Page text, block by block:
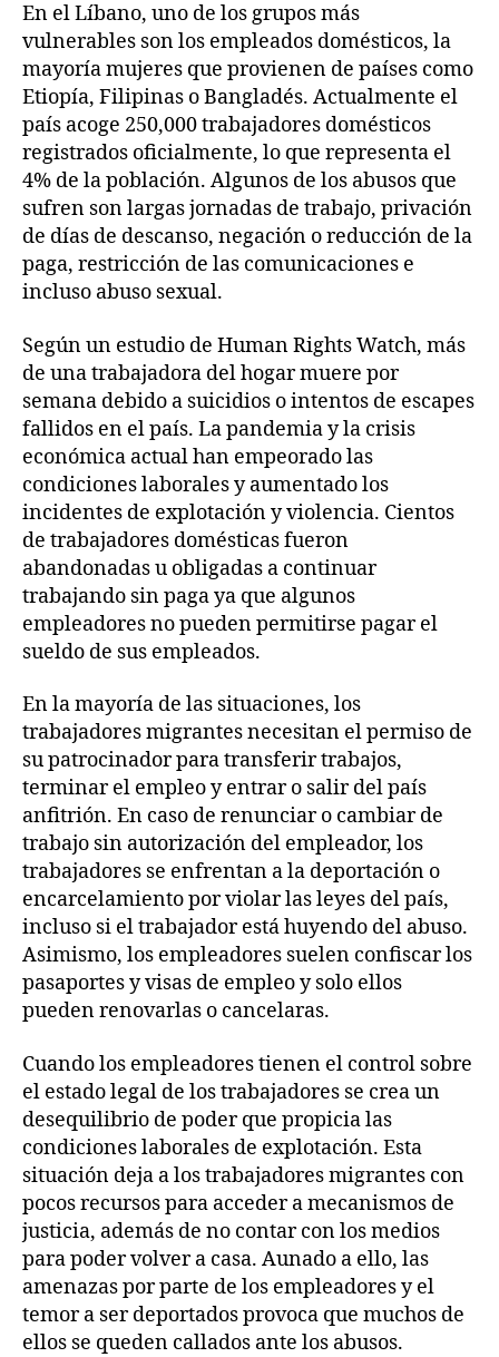
En el Líbano, uno de los grupos más
vulnerables son los empleados domésticos, la
mayoría mujeres que provienen de países como
Etiopía, Filipinas o Bangladés. Actualmente el
país acoge 250,000 trabajadores domésticos
registrados oficialmente, lo que representa el
4% de la población. Algunos de los abusos que
sufren son largas jornadas de trabajo, privación
de días de descanso, negación o reducción de la
paga, restricción de las comunicaciones e
incluso abuso sexual.
Según un estudio de Human Rights Watch, más
de una trabajadora del hogar muere por
semana debido a suicidios o intentos de escapes
fallidos en el país. La pandemia y la crisis
económica actual han empeorado las
condiciones laborales y aumentado los
incidentes de explotación y violencia. Cientos
de trabajadores domésticas fueron
abandonadas u obligadas a continuar
trabajando sin paga ya que algunos
empleadores no pueden permitirse pagar el
sueldo de sus empleados.
En la mayoría de las situaciones, los
trabajadores migrantes necesitan el permiso de
su patrocinador para transferir trabajos,
terminar el empleo y entrar o salir del país
anfitrión. En caso de renunciar o cambiar de
trabajo sin autorización del empleador, los
trabajadores se enfrentan a la deportación o
encarcelamiento por violar las leyes del país,
incluso si el trabajador está huyendo del abuso.
Asimismo, los empleadores suelen confiscar los
pasaportes y visas de empleo y solo ellos
pueden renovarlas o cancelaras.
Cuando los empleadores tienen el control sobre
el estado legal de los trabajadores se crea un
desequilibrio de poder que propicia las
condiciones laborales de explotación. Esta
situación deja a los trabajadores migrantes con
pocos recursos para acceder a mecanismos de
justicia, además de no contar con los medios
para poder volver a casa. Aunado a ello, las
amenazas por parte de los empleadores y el
temor a ser deportados provoca que muchos de
ellos se queden callados ante los abusos.